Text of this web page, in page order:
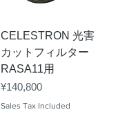
CELESTRON 光害
カットフィルター
RASA11用
Price
¥140,800
Sales Tax Included